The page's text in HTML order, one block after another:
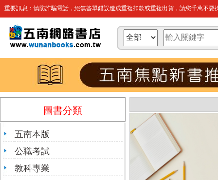
重要訊息：慎防詐騙電話，絕無簽單錯誤造成重複扣款或重複出貨，請您千萬不要
圖書分類
五南本版
公職考試
教科專業